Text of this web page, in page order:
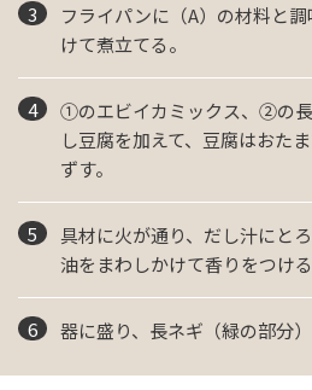
フライパンに（A）の材料と
けて煮立てる。
①のエビイカミックス、②の
し豆腐を加えて、豆腐はおた
ずす。
具材に火が通り、だし汁にと
油をまわしかけて香りをつける
器に盛り、長ネギ（緑の部分